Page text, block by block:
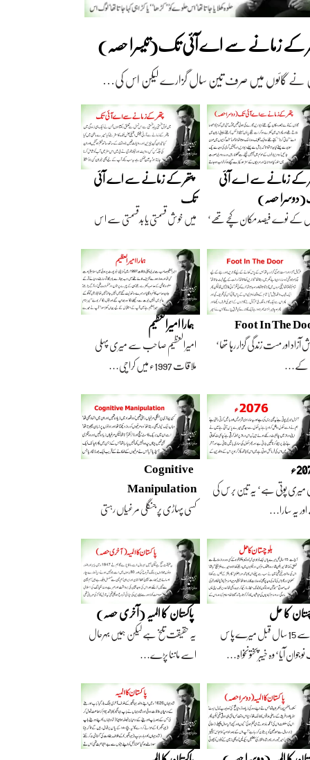
کے زمانے سے اے آئی تک(تیسرا حصہ)
نے گائوں میں صرف تین سال گزارے لیکن اس کی…
کے زمانے سے اے آئی
حصہ)
کے نوے فیصد مکان کچے تھے‘
پتھر کے زمانے سے اے آئی
تک
میں خوش قسمتی یا بدقسمتی سے اس
Foot In The
آزاد اور مست زندگی گزار رہا تھا‘
کے…
ہمارا امیرالعظیم
امیرالعظیم صاحب سے میری پہلی
ملاقات 1997ء میں کراچی…
میری پوتی ہے‘ یہ تین برس کی
یہ سارا…
Cognitive
Manipulation
کسی پہاڑی پر جنگلی مرغیاں رہتی
کا حل
آج سے 15 سال قبل میرے پاس
آیا‘ وہ خیبرپختونخواہ…
پاکستان کا المیہ (آخری حصہ)
یہ حقیقت تلخ ہے لیکن ہمیں بہرحال
اسے ماننا پڑے…